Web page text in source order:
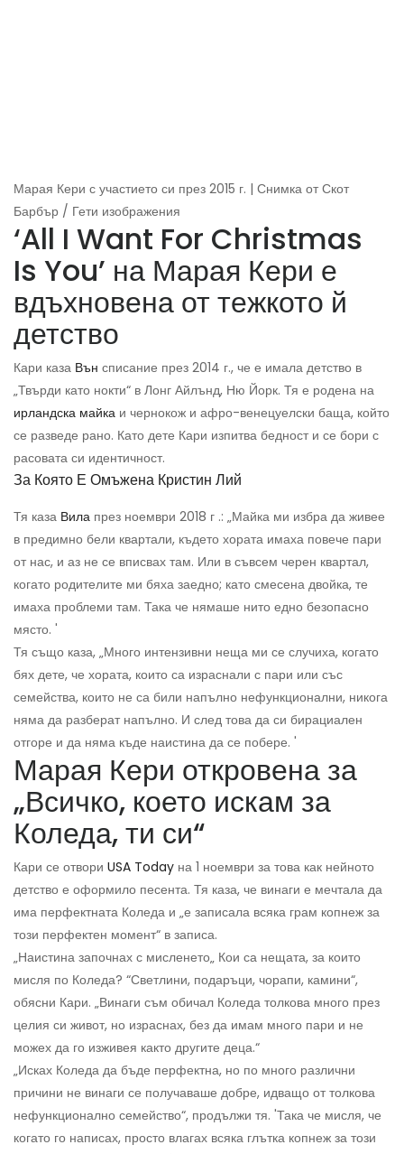
Марая Кери с участието си през 2015 г. | Снимка от Скот
Барбър / Гети изображения
‘All I Want For Christmas
Is You’ на Марая Кери е
вдъхновена от тежкото й
детство
Кари каза Вън списание през 2014 г., че е имала детство в
„Твърди като нокти“ в Лонг Айлънд, Ню Йорк. Тя е родена на
ирландска майка и чернокож и афро-венецуелски баща, който
се разведе рано. Като дете Кари изпитва бедност и се бори с
расовата си идентичност.
За Която Е Омъжена Кристин Лий
Тя каза Вила през ноември 2018 г .: „Майка ми избра да живее
в предимно бели квартали, където хората имаха повече пари
от нас, и аз не се вписвах там. Или в съвсем черен квартал,
когато родителите ми бяха заедно; като смесена двойка, те
имаха проблеми там. Така че нямаше нито едно безопасно
място. '
Тя също каза, „Много интензивни неща ми се случиха, когато
бях дете, че хората, които са израснали с пари или със
семейства, които не са били напълно нефункционални, никога
няма да разберат напълно. И след това да си бирациален
отгоре и да няма къде наистина да се побере. '
Марая Кери откровена за
„Всичко, което искам за
Коледа, ти си“
Кари се отвори USA Today на 1 ноември за това как нейното
детство е оформило песента. Тя каза, че винаги е мечтала да
има перфектната Коледа и „е записала всяка грам копнеж за
този перфектен момент“ в записа.
„Наистина започнах с мисленето„ Кои са нещата, за които
мисля по Коледа? “Светлини, подаръци, чорапи, камини“,
обясни Кари. „Винаги съм обичал Коледа толкова много през
целия си живот, но израснах, без да имам много пари и не
можех да го изживея както другите деца.“
„Исках Коледа да бъде перфектна, но по много различни
причини не винаги се получаваше добре, идващо от толкова
нефункционално семейство“, продължи тя. 'Така че мисля, че
когато го написах, просто влагах всяка глътка копнеж за този